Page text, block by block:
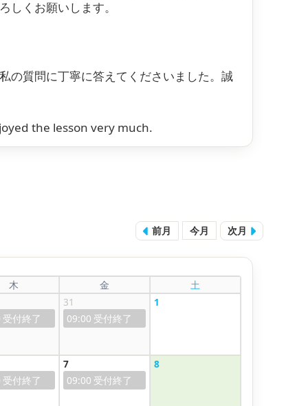
しくお願いします。
の質問に丁寧に答えてくださいました。誠
the lesson very much.
前月 今月 次月
木 金
土
31
09:00
1
7
09:00
8